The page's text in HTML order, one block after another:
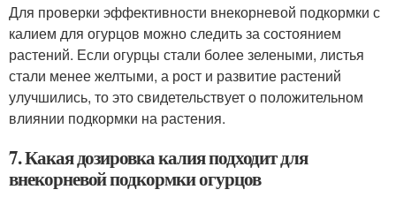
Для проверки эффективности внекорневой подкормки с
калием для огурцов можно следить за состоянием
растений. Если огурцы стали более зелеными, листья
стали менее желтыми, а рост и развитие растений
улучшились, то это свидетельствует о положительном
влиянии подкормки на растения.
7. Какая дозировка калия подходит для
внекорневой подкормки огурцов